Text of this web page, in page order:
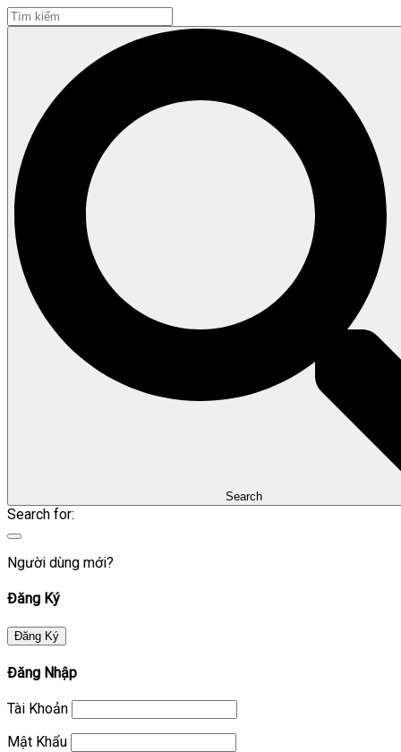
Search
Search for:
Người dùng mới?
Đăng Ký
Đăng Ký
Đăng Nhập
Tài Khoản
Mật Khẩu